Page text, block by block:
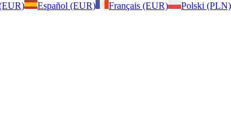
Español (EUR) Français (EUR) Polski (PLN)